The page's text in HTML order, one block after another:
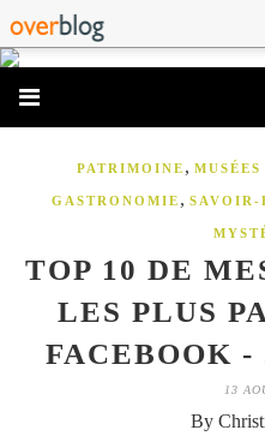
PATRIMOINE ,
GASTRONOMIE , SAVOIR-
TOP 10 DE
LES PLUS
FACEBOOK
13
By